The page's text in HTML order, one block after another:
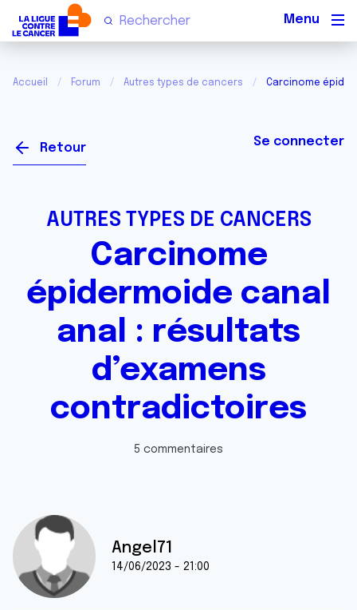
Accueil Forum Autres types de cancers Carcinome
Retour Se connecter
AUTRES TYPES DE CANCERS
Carcinome
épidermoide canal
anal : résultats
d’examens
contradictoires
5 commentaires
Angel71
14/06/2023 - 21:00